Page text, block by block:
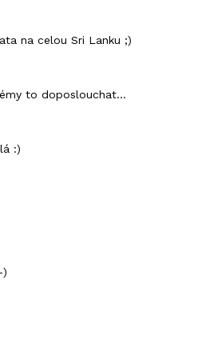
na celou Sri Lanku ;)
to doposlouchat...
:)
)